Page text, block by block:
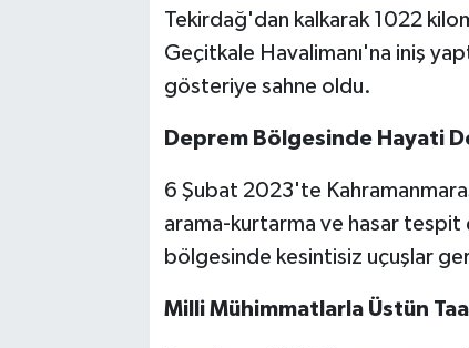
Tekirdağ'dan kalkarak 1022
Geçitkale Havalimanı'na iniş
gösteriye sahne oldu.
Deprem Bölgesinde Hayati
6 Şubat 2023'te
arama-kurtarma ve hasar tespit
bölgesinde kesintisiz uçuşlar
Milli Mühimmatlarla Üstün